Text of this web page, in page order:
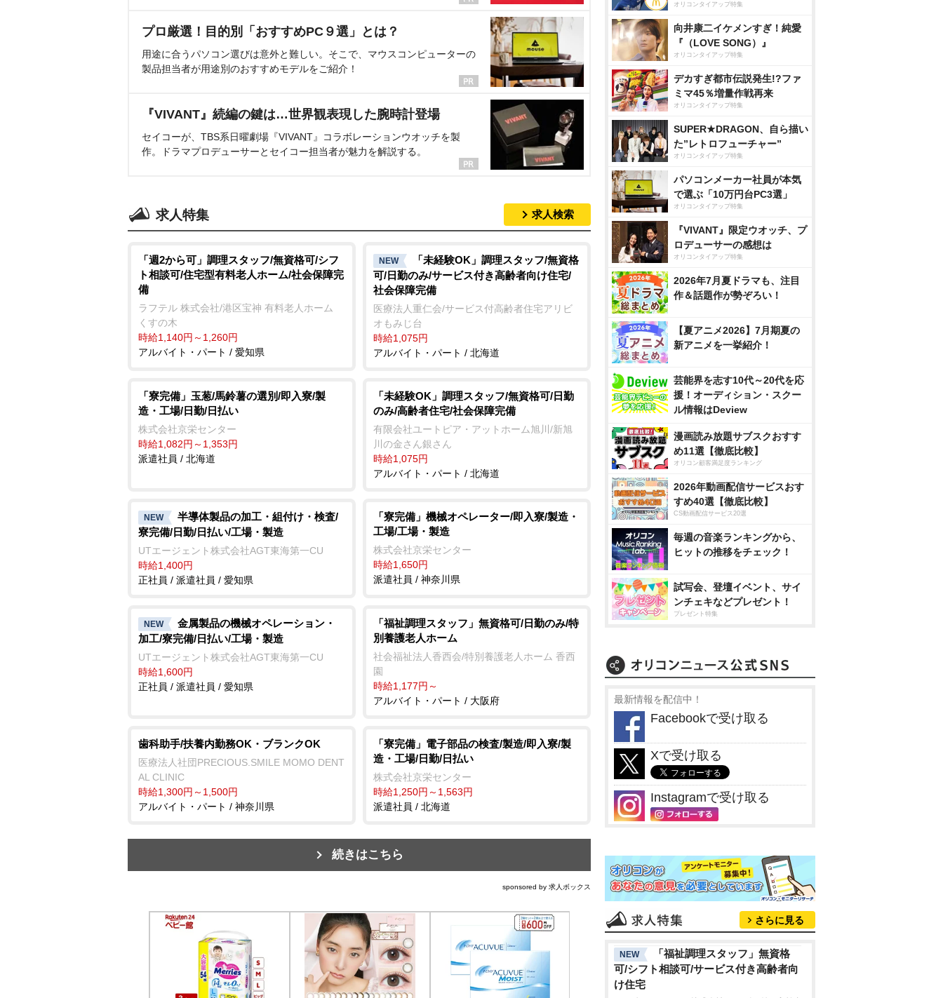
プロ厳選！目的別「おすすめPC９選」とは？
用途に合うパソコン選びは意外と難しい。そこで、マウスコンピューターの
製品担当者が用途別のおすすめモデルをご紹介！
『VIVANT』続編の鍵は…世界観表現した腕時計登場
セイコーが、TBS系日曜劇場『VIVANT』コラボレーションウオッチを製
作。ドラマプロデューサーとセイコー担当者が魅力を解説する。
求人特集 求人検索
「週2から可」調理スタッフ/無資格可/シフ
ト相談可/住宅型有料老人ホーム/社会保障完
備
ラフテル 株式会社/港区宝神 有料老人ホーム
くすの木
時給1,140円～1,260円
アルバイト・パート / 愛知県
NEW
「未経験OK」調理スタッフ/無資格
可/日勤のみ/サービス付き高齢者向け住宅/
社会保障完備
医療法人重仁会/サービス付高齢者住宅アリビ
オもみじ台
時給1,075円
アルバイト・パート / 北海道
「寮完備」玉葱/馬鈴薯の選別/即入寮/製
造・工場/日勤/日払い
株式会社京栄センター
時給1,082円～1,353円
派遣社員 / 北海道
「未経験OK」調理スタッフ/無資格可/日勤
のみ/高齢者住宅/社会保障完備
有限会社ユートピア・アットホーム旭川/新旭
川の金さん銀さん
時給1,075円
アルバイト・パート / 北海道
NEW
半導体製品の加工・組付け・検査/
寮完備/日勤/日払い/工場・製造
UTエージェント株式会社AGT東海第一CU
時給1,400円
正社員 / 派遣社員 / 愛知県
「寮完備」機械オペレーター/即入寮/製造・
工場/工場・製造
株式会社京栄センター
時給1,650円
派遣社員 / 神奈川県
NEW
金属製品の機械オペレーション・
加工/寮完備/日払い/工場・製造
UTエージェント株式会社AGT東海第一CU
時給1,600円
正社員 / 派遣社員 / 愛知県
「福祉調理スタッフ」無資格可/日勤のみ/特
別養護老人ホーム
社会福祉法人香西会/特別養護老人ホーム 香西
園
時給1,177円～
アルバイト・パート / 大阪府
歯科助手/扶養内勤務OK・ブランクOK
医療法人社団PRECIOUS.SMILE MOMO DENT
AL CLINIC
時給1,300円～1,500円
アルバイト・パート / 神奈川県
「寮完備」電子部品の検査/製造/即入寮/製
造・工場/日勤/日払い
株式会社京栄センター
時給1,250円～1,563円
派遣社員 / 北海道
続きはこちら
sponsored by 求人ボックス
オリコンタイアップ特集
向井康二イケメンすぎ！純愛
『（LOVE SONG）』
オリコンタイアップ特集
デカすぎ都市伝説発生!?ファ
ミマ45％増量作戦再来
オリコンタイアップ特集
SUPER★DRAGON、自ら描い
た”レトロフューチャー”
オリコンタイアップ特集
パソコンメーカー社員が本気
で選ぶ「10万円台PC3選」
オリコンタイアップ特集
『VIVANT』限定ウオッチ、プ
ロデューサーの感想は
オリコンタイアップ特集
2026年7月夏ドラマも、注目
作＆話題作が勢ぞろい！
【夏アニメ2026】7月期夏の
新アニメを一挙紹介！
芸能界を志す10代～20代を応
援！オーディション・スクー
ル情報はDeview
漫画読み放題サブスクおすす
め11選【徹底比較】
オリコン顧客満足度ランキング
2026年動画配信サービスおす
すめ40選【徹底比較】
CS動画配信サービス20選
毎週の音楽ランキングから、
ヒットの推移をチェック！
試写会、登壇イベント、サイ
ンチェキなどプレゼント！
プレゼント特集
最新情報を配信中！
Facebookで受け取る
Xで受け取る
Instagramで受け取る
さらに見る
NEW
「福祉調理スタッフ」無資格
可/シフト相談可/サービス付き高齢者向
け住宅